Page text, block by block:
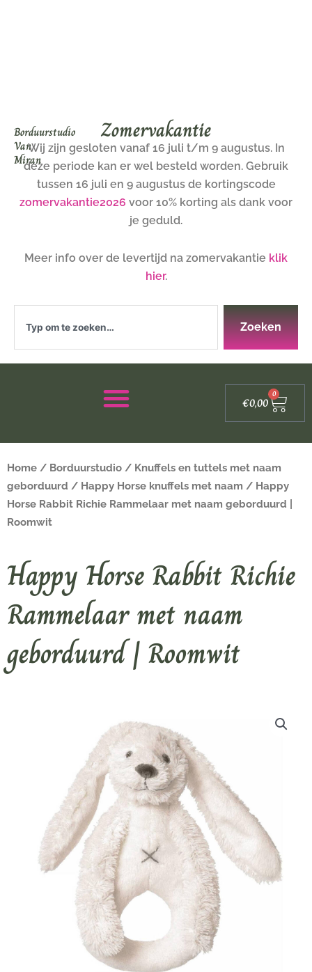
Borduurstudio
Van
Miran
Zomervakantie
Wij zijn gesloten vanaf 16 juli t/m 9 augustus. In
deze periode kan er wel besteld worden. Gebruik
tussen 16 juli en 9 augustus de kortingscode
zomervakantie2026 voor 10% korting als dank voor
je geduld.
Meer info over de levertijd na zomervakantie klik
hier.
Zoeken
€0,00
0
Home / Borduurstudio / Knuffels en tuttels met naam
geborduurd / Happy Horse knuffels met naam / Happy
Horse Rabbit Richie Rammelaar met naam geborduurd |
Roomwit
Happy Horse Rabbit Richie
Rammelaar met naam
geborduurd | Roomwit